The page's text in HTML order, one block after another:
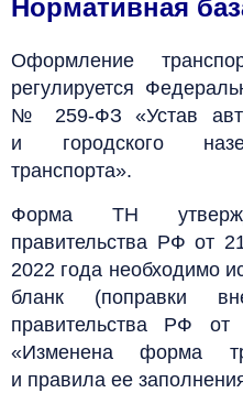
Нормативная
Оформление
регулируется
№ 259-ФЗ «Устав
и городского
транспорта».
Форма ТН
правительства РФ от
2022 года необходимо
бланк (поправки
правительства РФ
«Изменена форма
и правила ее